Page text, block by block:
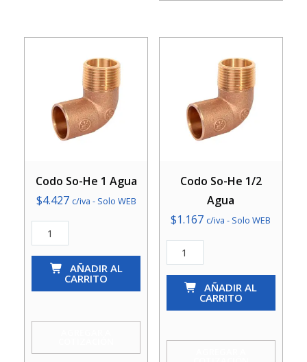
Codo So-He 1 Agua
$4.427 c/iva - Solo WEB
Codo
So-
cantidad
AÑADIR AL
CARRITO
Codo So-He 1/2
Agua
$1.167 c/iva - Solo WEB
Codo
So-
cantidad
AÑADIR AL
CARRITO